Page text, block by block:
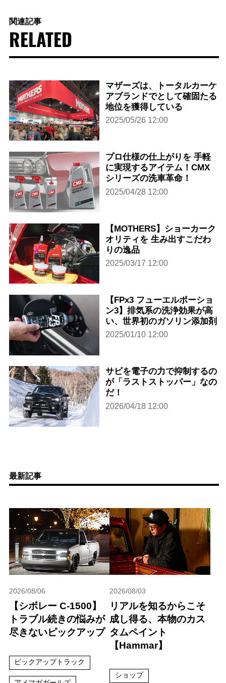
関連記事
RELATED
マザーズは、トータルカーケ
アブランドでとして確固たる
地位を獲得している
2025/05/26 12:00
プロ仕様の仕上がりを 手軽
に実現するアイテム！CMX
シリーズの洗車革命！
2025/04/28 12:00
【MOTHERS】ショーカーク
オリティを 生み出すこだわ
りの逸品
2025/03/17 12:00
【FPx3 フューエルポーショ
ン3】排気系の洗浄効果が高
い、世界初のガソリン添加剤
2025/01/10 12:00
サビを電子の力で抑制するの
が「ラストストッパー」なの
だ！
2026/04/18 12:00
最新記事
2026/08/06
【シボレー C-1500】
トラブル続きの悩みが
尽きないピックアップ
ピックアップトラック
2026/08/03
リアルを知るからこそ
成し得る、本物のカス
タムペイント
【Hammar】
ショップ